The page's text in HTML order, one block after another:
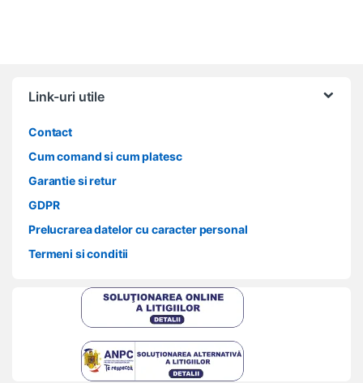
Link-uri utile
Contact
Cum comand si cum platesc
Garantie si retur
GDPR
Prelucrarea datelor cu caracter personal
Termeni si conditii